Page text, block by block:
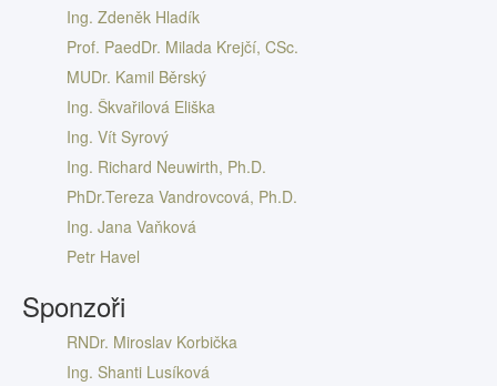
Ing. Zdeněk Hladík
Prof. PaedDr. Milada Krejčí, CSc.
MUDr. Kamil Běrský
Ing. Škvařilová Eliška
Ing. Vít Syrový
Ing. Richard Neuwirth, Ph.D.
PhDr.Tereza Vandrovcová, Ph.D.
Ing. Jana Vaňková
Petr Havel
Sponzoři
RNDr. Miroslav Korbička
Ing. Shanti Lusíková